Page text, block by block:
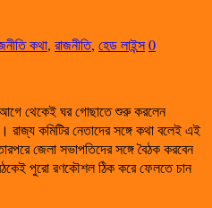
কথা, রাজনীতি, হেড লাইন্স0
থেকেই ঘর গোছাতে শুরু করলেন
রাজ্য কমিটির নেতাদের সঙ্গে কথা বলেই এই
জেলা সভাপতিদের সঙ্গে বৈঠক করবেন
পুরো রণকৌশল ঠিক করে ফেলতে চান